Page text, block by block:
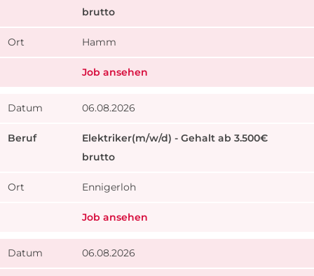
brutto
Hamm
Job ansehen
06.08.2026
Elektriker(m/w/d) - Gehalt ab 3.500€
brutto
Ennigerloh
Job ansehen
06.08.2026